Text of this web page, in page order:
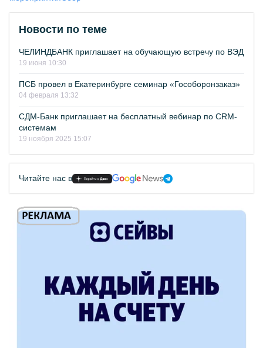
Новости по теме
ЧЕЛИНДБАНК приглашает на обучающую встречу по ВЭД
19 июня 10:30
ПСБ провел в Екатеринбурге семинар «Гособоронзаказ»
04 февраля 13:32
СДМ-Банк приглашает на бесплатный вебинар по СRM-
системам
19 ноября 2025 15:07
Читайте нас в